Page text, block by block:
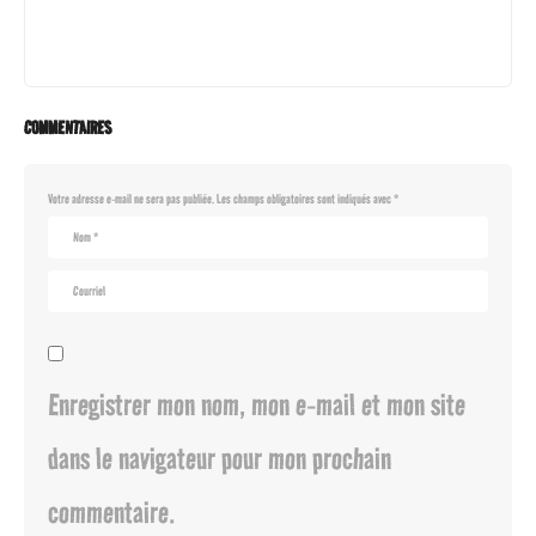
COMMENTAIRES
Votre adresse e-mail ne sera pas publiée. Les champs obligatoires sont indiqués avec*
Enregistrer mon nom, mon e-mail et mon site
dans le navigateur pour mon prochain
commentaire.